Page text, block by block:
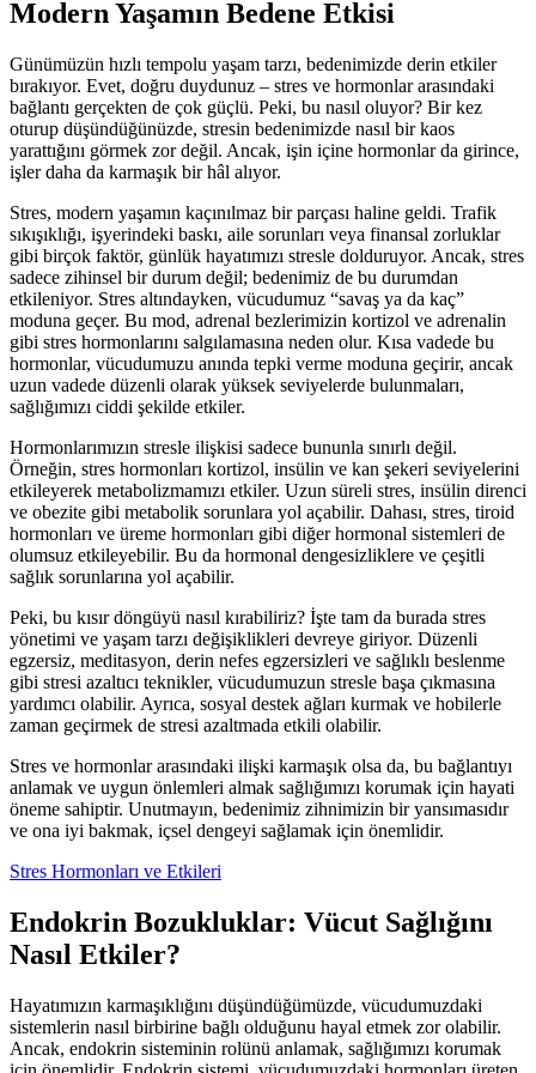
Modern Yaşamın Bedene Etkisi
Günümüzün hızlı tempolu yaşam tarzı, bedenimizde derin etkiler
bırakıyor. Evet, doğru duydunuz – stres ve hormonlar arasındaki
bağlantı gerçekten de çok güçlü. Peki, bu nasıl oluyor? Bir kez
oturup düşündüğünüzde, stresin bedenimizde nasıl bir kaos
yarattığını görmek zor değil. Ancak, işin içine hormonlar da girince,
işler daha da karmaşık bir hâl alıyor.
Stres, modern yaşamın kaçınılmaz bir parçası haline geldi. Trafik
sıkışıklığı, işyerindeki baskı, aile sorunları veya finansal zorluklar
gibi birçok faktör, günlük hayatımızı stresle dolduruyor. Ancak, stres
sadece zihinsel bir durum değil; bedenimiz de bu durumdan
etkileniyor. Stres altındayken, vücudumuz “savaş ya da kaç”
moduna geçer. Bu mod, adrenal bezlerimizin kortizol ve adrenalin
gibi stres hormonlarını salgılamasına neden olur. Kısa vadede bu
hormonlar, vücudumuzu anında tepki verme moduna geçirir, ancak
uzun vadede düzenli olarak yüksek seviyelerde bulunmaları,
sağlığımızı ciddi şekilde etkiler.
Hormonlarımızın stresle ilişkisi sadece bununla sınırlı değil.
Örneğin, stres hormonları kortizol, insülin ve kan şekeri seviyelerini
etkileyerek metabolizmamızı etkiler. Uzun süreli stres, insülin direnci
ve obezite gibi metabolik sorunlara yol açabilir. Dahası, stres, tiroid
hormonları ve üreme hormonları gibi diğer hormonal sistemleri de
olumsuz etkileyebilir. Bu da hormonal dengesizliklere ve çeşitli
sağlık sorunlarına yol açabilir.
Peki, bu kısır döngüyü nasıl kırabiliriz? İşte tam da burada stres
yönetimi ve yaşam tarzı değişiklikleri devreye giriyor. Düzenli
egzersiz, meditasyon, derin nefes egzersizleri ve sağlıklı beslenme
gibi stresi azaltıcı teknikler, vücudumuzun stresle başa çıkmasına
yardımcı olabilir. Ayrıca, sosyal destek ağları kurmak ve hobilerle
zaman geçirmek de stresi azaltmada etkili olabilir.
Stres ve hormonlar arasındaki ilişki karmaşık olsa da, bu bağlantıyı
anlamak ve uygun önlemleri almak sağlığımızı korumak için hayati
öneme sahiptir. Unutmayın, bedenimiz zihnimizin bir yansımasıdır
ve ona iyi bakmak, içsel dengeyi sağlamak için önemlidir.
Stres Hormonları ve Etkileri
Endokrin Bozukluklar: Vücut Sağlığını
Nasıl Etkiler?
Hayatımızın karmaşıklığını düşündüğümüzde, vücudumuzdaki
sistemlerin nasıl birbirine bağlı olduğunu hayal etmek zor olabilir.
Ancak, endokrin sisteminin rolünü anlamak, sağlığımızı korumak